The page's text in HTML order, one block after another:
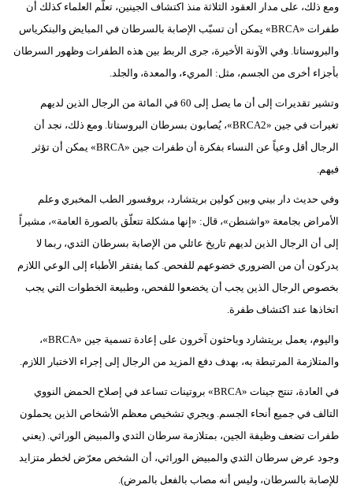
ومع ذلك، على مدار العقود الثلاثة منذ اكتشاف الجينين، تعلّم العلماء كذلك أن
طفرات «BRCA» يمكن أن تسبّب الإصابة بالسرطان في المبايض والبنكرياس
والبروستاتا. وفي الآونة الأخيرة، جرى الربط بين هذه الطفرات وظهور السرطان
بأجزاء أخرى من الجسم، مثل: المريء، والمعدة، والجلد.
وتشير تقديرات إلى أن ما يصل إلى 60 في المائة من الرجال الذين لديهم
تغيرات في جين «BRCA2»، يُصابون بسرطان البروستاتا. ومع ذلك، نجد أن
الرجال أقل وعياً عن النساء بفكرة أن طفرات جين «BRCA» يمكن أن تؤثر
فيهم.
وفي حديث دار بيني وبين كولين بريتشارد، بروفسور الطب المخبري وعلم
الأمراض بجامعة «واشنطن»، قال: «إنها مشكلة تتعلّق بالصورة العامة»، مشيراً
إلى أن الرجال الذين لديهم تاريخ عائلي من الإصابة بسرطان الثدي، ربما لا
يدركون أن من الضروري خضوعهم للفحص. كما يفتقر الأطباء إلى الوعي اللازم
بخصوص الرجال الذين يجب أن يخضعوا للفحص، وطبيعة الخطوات التي يجب
اتخاذها عند اكتشاف طفرة.
واليوم، يعمل بريتشارد وباحثون آخرون على إعادة تسمية جين «BRCA»،
والمتلازمة المرتبطة به، بهدف دفع المزيد من الرجال إلى إجراء الاختبار اللازم.
في العادة، تنتج جينات «BRCA» بروتينات تساعد في إصلاح الحمض النووي
التالف في جميع أنحاء الجسم. ويجري تشخيص معظم الأشخاص الذين يحملون
طفرات تضعف وظيفة الجين، بمتلازمة سرطان الثدي والمبيض الوراثي. (يعني
وجود عرض سرطان الثدي والمبيض الوراثي، أن الشخص معرّض لخطر متزايد
للإصابة بالسرطان، وليس أنه مصاب بالفعل بالمرض).